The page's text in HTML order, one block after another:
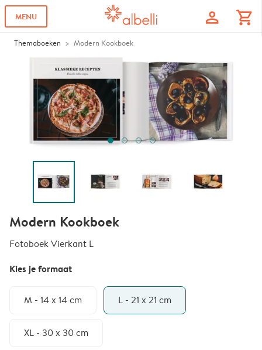
MENU profile shopping_cart
Themaboeken Modern Kookboek
Modern Kookboek
Fotoboek Vierkant L
Kies je formaat
M - 14 x 14 cm L - 21 x 21 cm
XL - 30 x 30 cm